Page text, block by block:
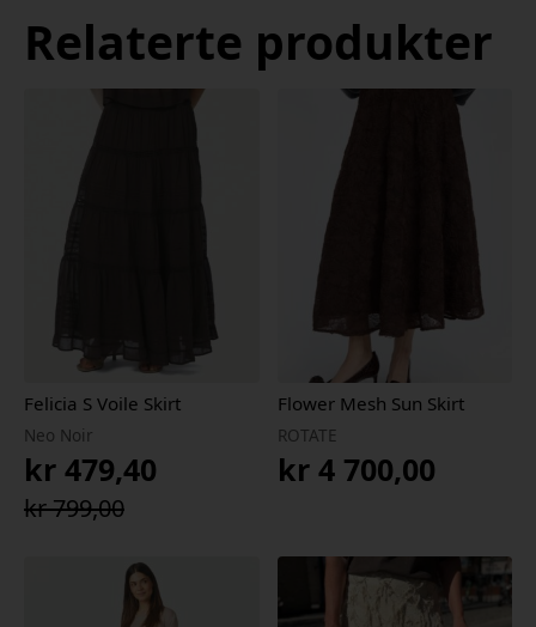
Relaterte produkter
Felicia S Voile Skirt
Neo Noir
kr799,00
Opprinnelig
kr 799,00.
kr 479,40
Nåværende
kr 479,40.
Flower Mesh Sun Skirt
ROTATE
kr4 700,00